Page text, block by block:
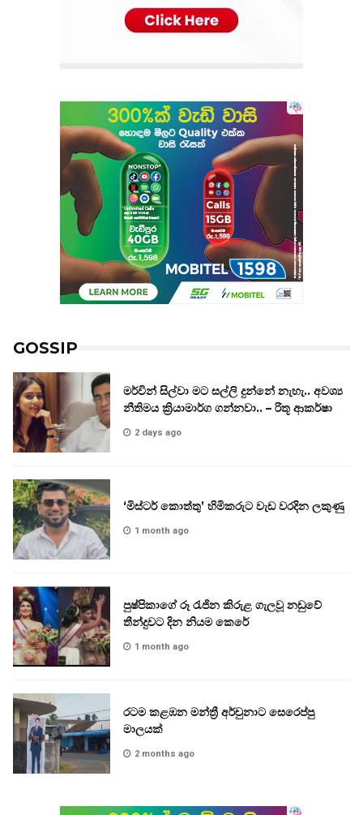
GOSSIP
මර්වින් සිල්වා මට සල්ලි දුන්නේ නැහැ.. අවශ්‍ය
නීතිමය ක්‍රියාමාර්ග ගන්නවා.. – රිතූ ආකර්ෂා
2 days ago
‘මිස්ටර් කොත්තු’ හිමිකරුට වැඩ වරදින ලකුණු
1 month ago
පුෂ්පිකාගේ රූ රැජින කිරුළ ගැලවූ නඩුවේ
තීන්දුවට දින නියම කෙරේ
1 month ago
රටම කළඹන මන්ත්‍රී අර්චුනාට සෙරෙප්පු
මාලයක්
2 months ago